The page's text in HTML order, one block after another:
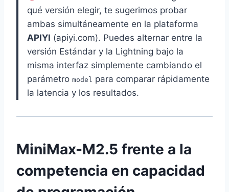
qué versión elegir, te sugerimos probar
ambas simultáneamente en la plataforma
APIYI (apiyi.com). Puedes alternar entre la
versión Estándar y la Lightning bajo la
misma interfaz simplemente cambiando el
parámetro model para comparar rápidamente
la latencia y los resultados.
MiniMax-M2.5 frente a la
competencia en capacidad